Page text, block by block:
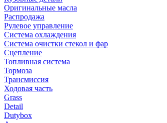
Оригинальные масла
Распродажа
Рулевое управление
Система охлаждения
Система очистки стекол и фар
Сцепление
Топливная система
Тормоза
Трансмиссия
Ходовая часть
Grass
Detail
Dutybox